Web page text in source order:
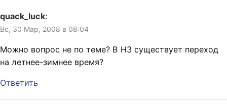
quack_luck:
Вс, 30 Мар, 2008 в 08:04
Можно вопрос не по теме? В НЗ существует переход
на летнее-зимнее время?
Ответить